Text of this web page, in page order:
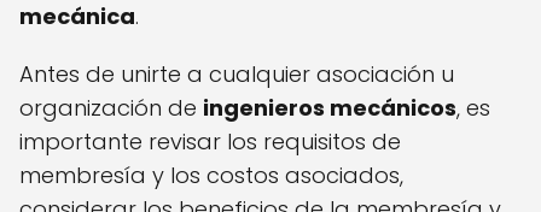
mecánica.
Antes de unirte a cualquier asociación u
organización de ingenieros mecánicos, es
importante revisar los requisitos de
membresía y los costos asociados,